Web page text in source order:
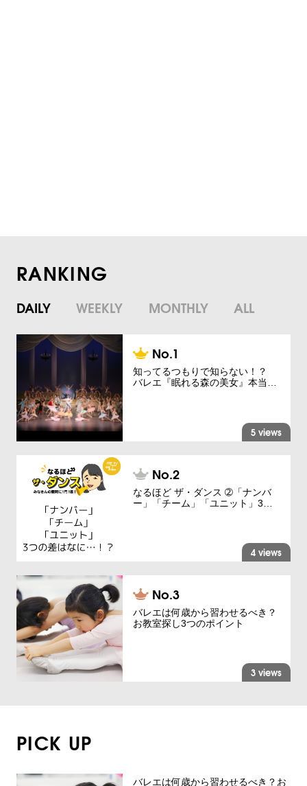
RANKING
DAILY WEEKLY MONTHLY ALL
知ってるつもりで知らない！？
バレエ『眠れる森の美女』本当…
5 views
なるほど ザ・ダンス ➁「ナンバ
ー」「チーム」「ユニット」3…
4 views
バレエは何歳から習わせるべき？
お教室探し3つのポイント
3 views
PICK UP
バレエは何歳から習わせるべき？お